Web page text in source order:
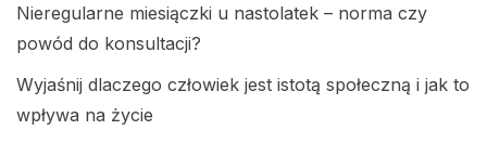
Nieregularne miesiączki u nastolatek – norma czy
powód do konsultacji?
Wyjaśnij dlaczego człowiek jest istotą społeczną i jak to
wpływa na życie